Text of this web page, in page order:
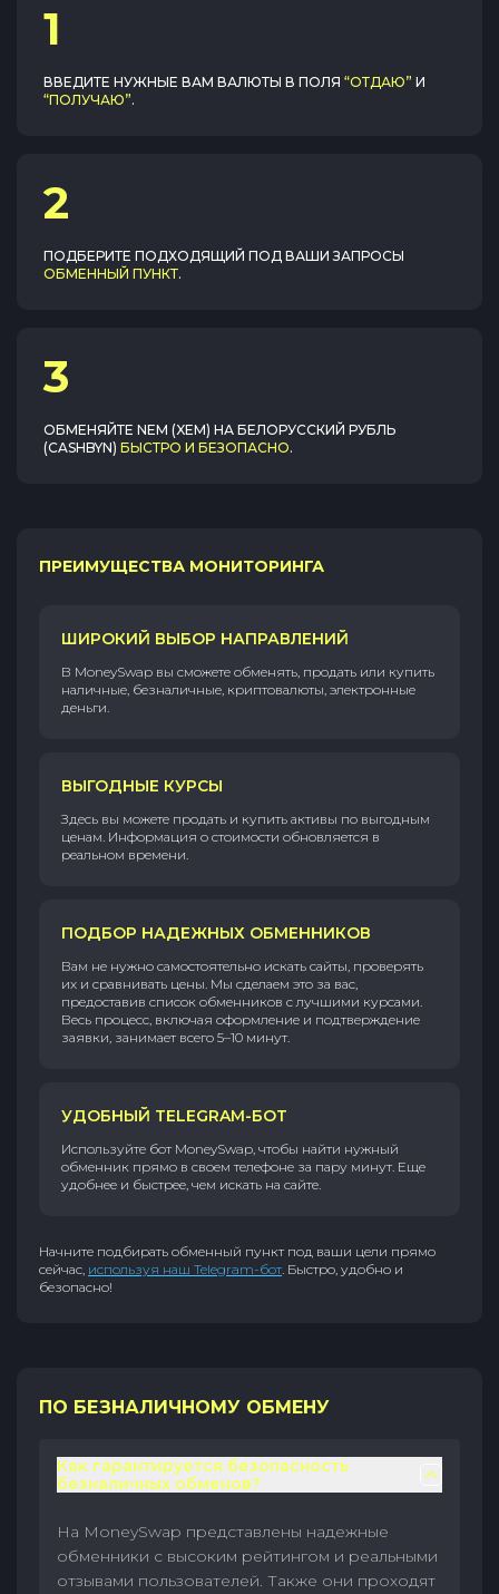
1
ВВЕДИТЕ НУЖНЫЕ ВАМ ВАЛЮТЫ В ПОЛЯ “ОТДАЮ” И
“ПОЛУЧАЮ”.
2
ПОДБЕРИТЕ ПОДХОДЯЩИЙ ПОД ВАШИ ЗАПРОСЫ
ОБМЕННЫЙ ПУНКТ.
3
ОБМЕНЯЙТЕ NEM (XEM) НА БЕЛОРУССКИЙ РУБЛЬ
(CASHBYN) БЫСТРО И БЕЗОПАСНО.
ПРЕИМУЩЕСТВА МОНИТОРИНГА
ШИРОКИЙ ВЫБОР НАПРАВЛЕНИЙ
В MoneySwap вы сможете обменять, продать или купить
наличные, безналичные, криптовалюты, электронные
деньги.
ВЫГОДНЫЕ КУРСЫ
Здесь вы можете продать и купить активы по выгодным
ценам. Информация о стоимости обновляется в
реальном времени.
ПОДБОР НАДЕЖНЫХ ОБМЕННИКОВ
Вам не нужно самостоятельно искать сайты, проверять
их и сравнивать цены. Мы сделаем это за вас,
предоставив список обменников с лучшими курсами.
Весь процесс, включая оформление и подтверждение
заявки, занимает всего 5–10 минут.
УДОБНЫЙ TELEGRAM-БОТ
Используйте бот MoneySwap, чтобы найти нужный
обменник прямо в своем телефоне за пару минут. Еще
удобнее и быстрее, чем искать на сайте.
Начните подбирать обменный пункт под ваши цели прямо
сейчас, используя наш Telegram-бот. Быстро, удобно и
безопасно!
ПО БЕЗНАЛИЧНОМУ ОБМЕНУ
Как гарантируется безопасность
безналичных обменов?
На MoneySwap представлены надежные
обменники с высоким рейтингом и реальными
отзывами пользователей. Также они проходят